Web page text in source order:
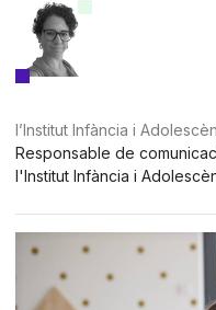
l’Institut Infància i
Responsable de
l'Institut Infància i